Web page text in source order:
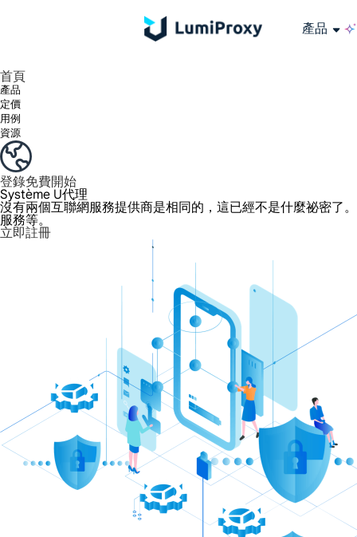
產品
首頁
產品
定價
用例
資源
登錄免費開始
Système U代理
沒有兩個互聯網服務提供商是相同的，這已經不是什麼祕密了
服務等。
立即註冊